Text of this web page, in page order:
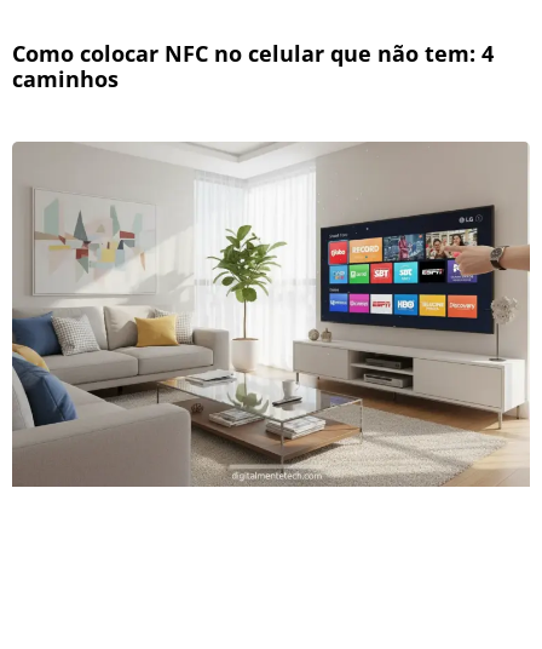
Como colocar NFC no celular que não tem: 4
caminhos